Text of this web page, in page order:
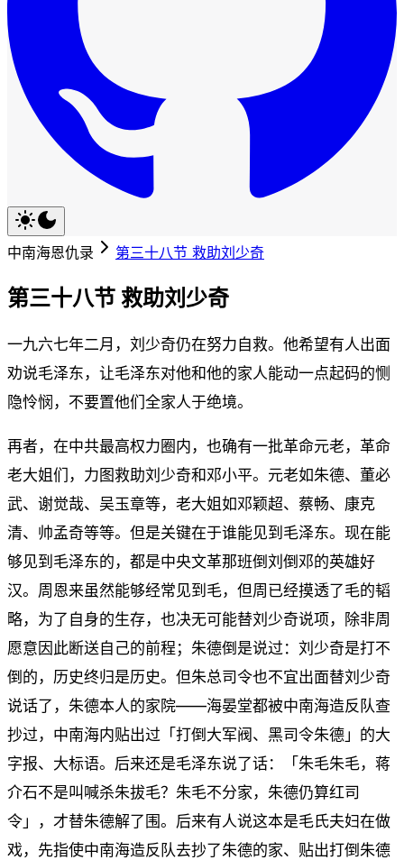
中南海恩仇录 第三十八节 救助刘少奇
第三十八节 救助刘少奇
一九六七年二月，刘少奇仍在努力自救。他希望有人出面
劝说毛泽东，让毛泽东对他和他的家人能动一点起码的恻
隐怜悯，不要置他们全家人于绝境。
再者，在中共最高权力圈内，也确有一批革命元老，革命
老大姐们，力图救助刘少奇和邓小平。元老如朱德、董必
武、谢觉哉、吴玉章等，老大姐如邓颖超、蔡畅、康克
清、帅孟奇等等。但是关键在于谁能见到毛泽东。现在能
够见到毛泽东的，都是中央文革那班倒刘倒邓的英雄好
汉。周恩来虽然能够经常见到毛，但周已经摸透了毛的韬
略，为了自身的生存，也决无可能替刘少奇说项，除非周
愿意因此断送自己的前程；朱德倒是说过：刘少奇是打不
倒的，历史终归是历史。但朱总司令也不宜出面替刘少奇
说话了，朱德本人的家院——海晏堂都被中南海造反队查
抄过，中南海内贴出过「打倒大军阀、黑司令朱德」的大
字报、大标语。后来还是毛泽东说了话：「朱毛朱毛，蒋
介石不是叫喊杀朱拔毛？朱毛不分家，朱德仍算红司
令」，才替朱德解了围。后来有人说这本是毛氏夫妇在做
戏，先指使中南海造反队去抄了朱德的家、贴出打倒朱德